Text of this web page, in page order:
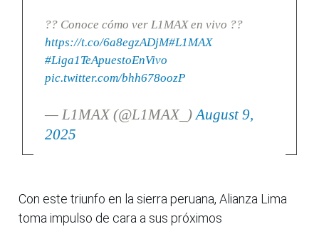
?? Conoce cómo ver L1MAX en vivo ??
https://t.co/6a8egzADjM#L1MAX
#Liga1TeApuestoEnVivo
pic.twitter.com/bhh678oozP
— L1MAX (@L1MAX_) August 9,
2025
Con este triunfo en la sierra peruana, Alianza Lima
toma impulso de cara a sus próximos